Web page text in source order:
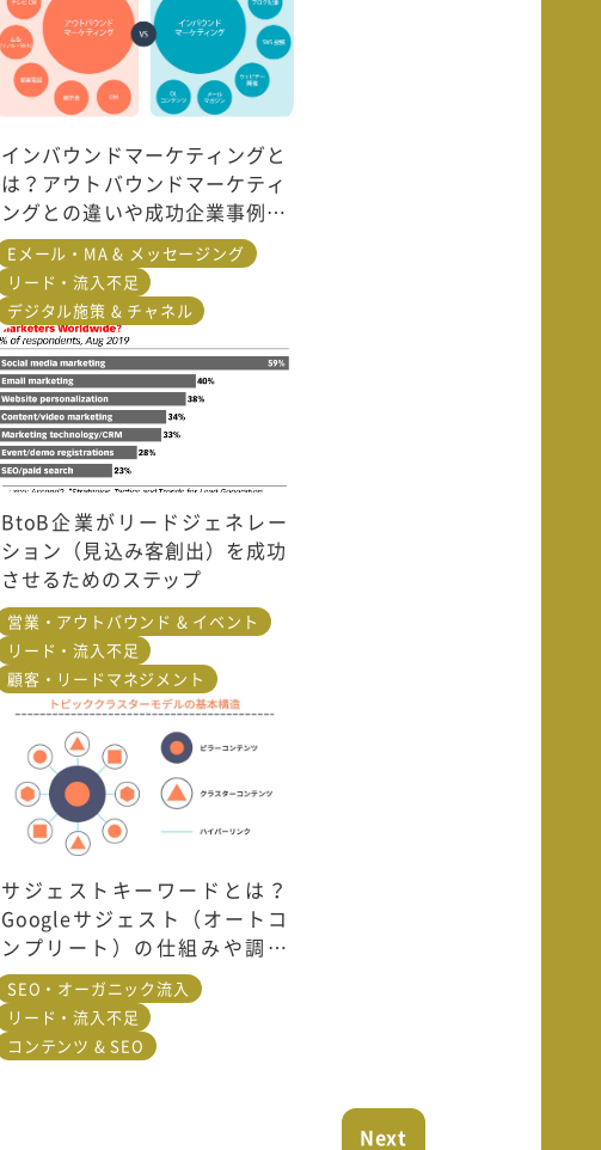
インバウンドマーケティングと
は？アウトバウンドマーケティ
ングとの違いや成功企業事例を
解説
Eメール・MA & メッセージング
リード・流入不足
デジタル施策 & チャネル
BtoB企業がリードジェネレー
ション（見込み客創出）を成功
させるためのステップ
営業・アウトバウンド & イベント
リード・流入不足
顧客・リードマネジメント
サジェストキーワードとは？
Googleサジェスト（オートコ
ンプリート）の仕組みや調べ
方、サジェストキーワードを調
べるためのツールも紹介
SEO・オーガニック流入
リード・流入不足
コンテンツ & SEO
Next